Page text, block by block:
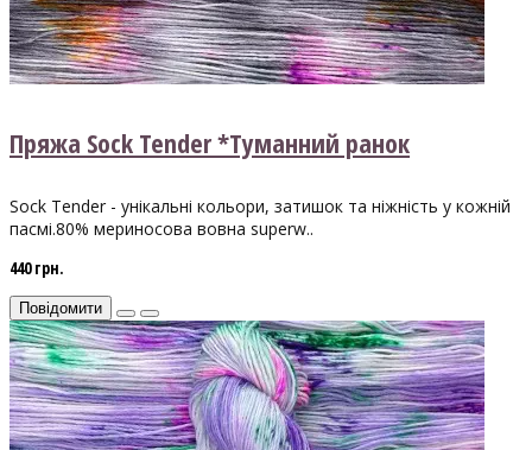
Пряжа Sock Tender *Туманний ранок
Sock Tender - унікальні кольори, затишок та ніжність у кожній
пасмі.80% мериносова вовна superw..
440 грн.
Повідомити